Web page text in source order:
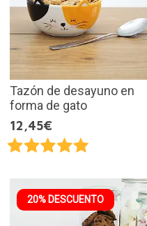
Tazón de desayuno en
forma de gato
12,45€
20% DESCUENTO